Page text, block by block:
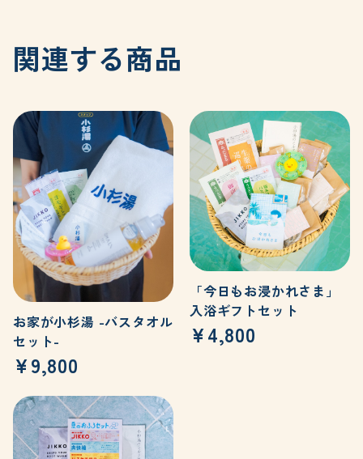
関連する商品
お家が小杉湯 -バスタオル
セット-
¥9,800
「今日もお浸かれさま」
入浴ギフトセット
¥4,800